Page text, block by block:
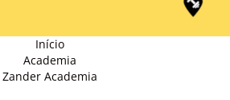
Início
Academia
Zander Academia